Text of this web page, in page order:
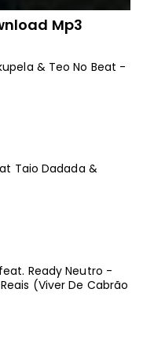
Mp3
& Teo No Beat -
Taio Dadada &
Ready Neutro -
(Viver De Cabrão